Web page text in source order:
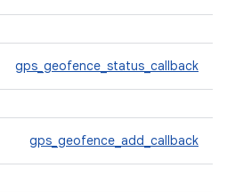
gps_geofence_status_callback
gps_geofence_add_callback